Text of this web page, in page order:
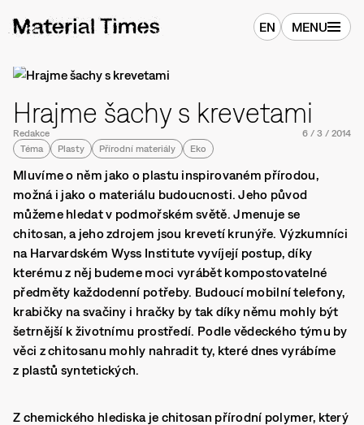
EN MENU
Hrajme šachy s krevetami
Redakce 6 / 3 / 2014
Téma
Plasty Přírodní materiály Eko
Mluvíme o něm jako o plastu inspirovaném přírodou,
možná i jako o materiálu budoucnosti. Jeho původ
můžeme hledat v podmořském světě. Jmenuje se
chitosan, a jeho zdrojem jsou krevetí krunýře. Výzkumníci
na Harvardském Wyss Institute vyvíjejí postup, díky
kterému z něj budeme moci vyrábět kompostovatelné
předměty každodenní potřeby. Budoucí mobilní telefony,
krabičky na svačiny i hračky by tak díky němu mohly být
šetrnější k životnímu prostředí. Podle vědeckého týmu by
věci z chitosanu mohly nahradit ty, které dnes vyrábíme
z plastů syntetických.
Z chemického hlediska je chitosan přírodní polymer, který